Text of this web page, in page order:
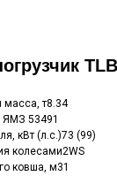
масса, т8.34
ЯМЗ 53491
кВт (л.с.)73 (99)
колесами2WS
ковша, м31